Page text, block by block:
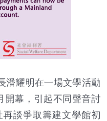
潘耀明在一場文學活動
開幕，引起不同聲音討
談爭取籌建文學館初